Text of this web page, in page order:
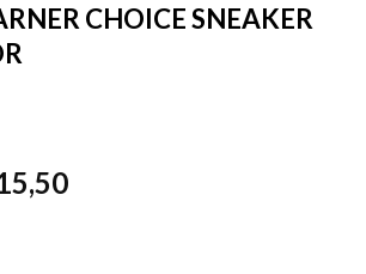
CHOICE SNEAKER